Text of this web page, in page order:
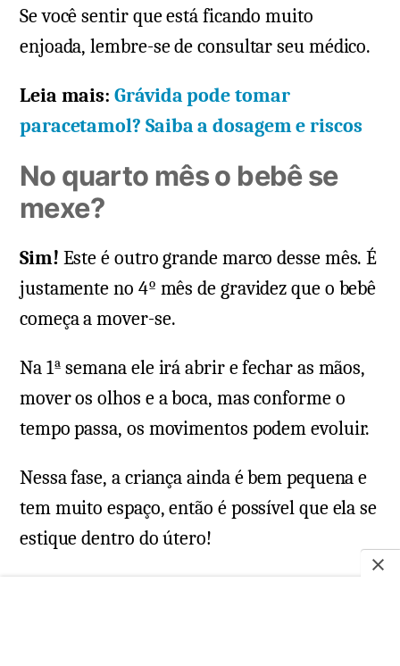
Se você sentir que está ficando muito
enjoada, lembre-se de consultar seu médico.
Leia mais:Grávida pode tomar
paracetamol? Saiba a dosagem e riscos
No quarto mês o bebê se
mexe?
Sim! Este é outro grande marco desse mês. É
justamente no 4º mês de gravidez que o bebê
começa a mover-se.
Na 1ª semana ele irá abrir e fechar as mãos,
mover os olhos e a boca, mas conforme o
tempo passa, os movimentos podem evoluir.
Nessa fase, a criança ainda é bem pequena e
tem muito espaço, então é possível que ela se
estique dentro do útero!